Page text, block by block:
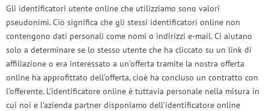
Gli identificatori utente online che utilizziamo sono valori
pseudonimi. Ciò significa che gli stessi identificatori online non
contengono dati personali come nomi o indirizzi e-mail. Ci aiutano
solo a determinare se lo stesso utente che ha cliccato su un link di
affiliazione o era interessato a un’offerta tramite la nostra offerta
online ha approfittato dell’offerta, cioè ha concluso un contratto con
l’offerente. L’identificatore online è tuttavia personale nella misura in
cui noi e l’azienda partner disponiamo dell’identificatore online